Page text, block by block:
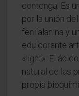
contenga. Es
por la unión
fenilalanina y
edulcorante
«light». El
natural de las
propia